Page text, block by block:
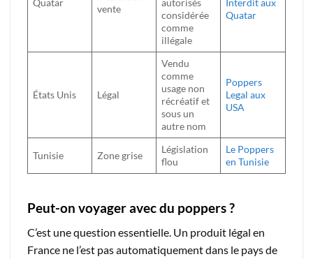
Quatar
vente
autorisés
considérée
comme
illégale
Interdit aux
Quatar
États Unis Légal
Vendu
comme
usage non
récréatif et
sous un
autre nom
Poppers
Legal aux
USA
Tunisie Zone grise
Législation
flou
Le Poppers
en Tunisie
Peut-on voyager avec du poppers ?
C’est une question essentielle. Un produit légal en
France ne l’est pas automatiquement dans le pays de